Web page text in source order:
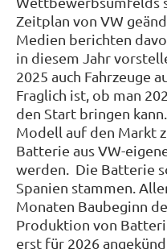
Zeitplan von VW
Medien berichten
in diesem Jahr
2025 auch Fahrzeuge
Fraglich ist, ob man
den Start bringen
Modell auf den Markt
Batterie aus VW-
werden. Die Batterie
Spanien stammen.
Monaten Baubeginn
Produktion von
erst für 2026